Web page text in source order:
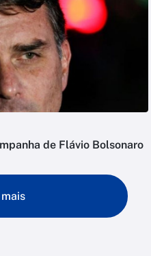
de Flávio Bolsonaro